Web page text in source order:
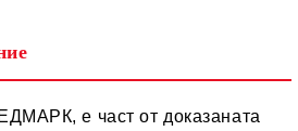
e част от доказаната